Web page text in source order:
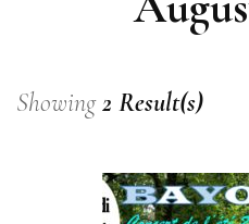
Showing2 Result(s)